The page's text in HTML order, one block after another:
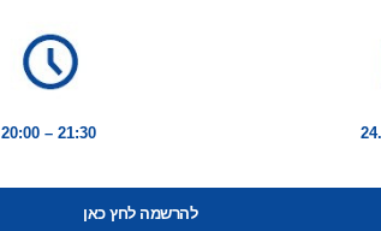
20:00 – 21:30
להרשמה לחץ כאן